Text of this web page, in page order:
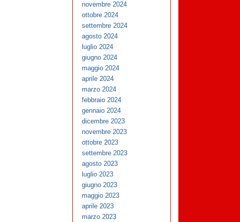
novembre 2024
ottobre 2024
settembre 2024
agosto 2024
luglio 2024
giugno 2024
maggio 2024
aprile 2024
marzo 2024
febbraio 2024
gennaio 2024
dicembre 2023
novembre 2023
ottobre 2023
settembre 2023
agosto 2023
luglio 2023
giugno 2023
maggio 2023
aprile 2023
marzo 2023